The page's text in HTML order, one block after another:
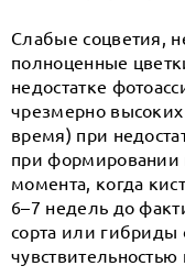
Слабые соцветия,
полноценные
недостатке
чрезмерно
время) при
при формировании
момента, когда
6–7 недель до
сорта или